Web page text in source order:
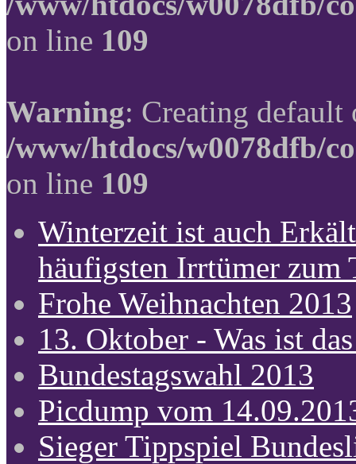
on line 109
Warning: Creating
/www/htdocs/w0078dfb/
on line 109
Winterzeit ist auch
häufigsten Irrtümer zum
Frohe Weihnachten 2013
13. Oktober - Was ist
Bundestagswahl 2013
Picdump vom
Sieger Tippspiel